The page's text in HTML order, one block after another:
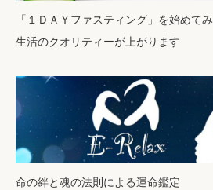
「１ＤＡＹファスティング」を始めて
生活のクオリティーが上がります
命の絆と魂の法則による運命鑑定